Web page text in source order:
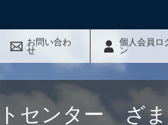
お問い合わ
せ
個人会員ロ
ン
センター ざま